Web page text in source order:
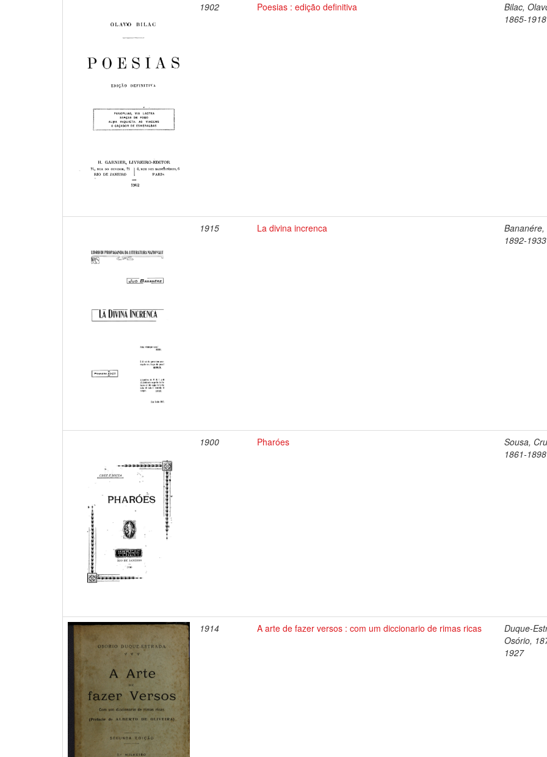
1902 Poesias : edição definitiva
Bilac,
1865-1918
1915 La divina increnca
1892-1933
1900 Pharóes
Sousa,
1861-1898
1914 A arte de fazer versos : com um diccionario de rimas ricas
Duque-
Osório,
1927